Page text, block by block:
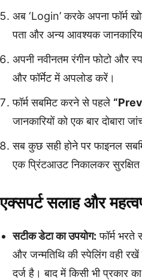
अब ‘Login’ करके अपना फॉर्म
पता और अन्य आवश्यक
अपनी नवीनतम रंगीन फोटो और
और फॉर्मेट में अपलोड करें।
फॉर्म सबमिट करने से पहले
जानकारियों को एक बार दोबारा
सब कुछ सही होने पर फाइनल
एक प्रिंटआउट निकालकर
एक्सपर्ट सलाह और
सटीक डेटा का उपयोग: फॉर्म भरते
और जन्मतिथि की स्पेलिंग वही रखें
दर्ज है। बाद में किसी भी प्रकार का